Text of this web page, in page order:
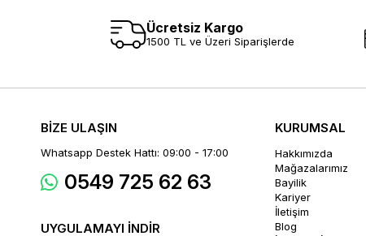
Ücretsiz Kargo
1500 TL ve Üzeri Siparişlerde
BİZE ULAŞIN
Whatsapp Destek Hattı: 09:00 - 17:00
0549 725 62 63
UYGULAMAYI İNDİR
KURUMSAL
Hakkımızda
Mağazalarımız
Bayilik
Kariyer
İletişim
Blog